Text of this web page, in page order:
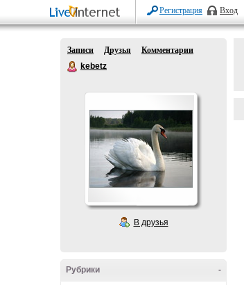
Регистрация Вход
Записи Друзья
Комментарии
kebetz
В друзья
-
Рубрики